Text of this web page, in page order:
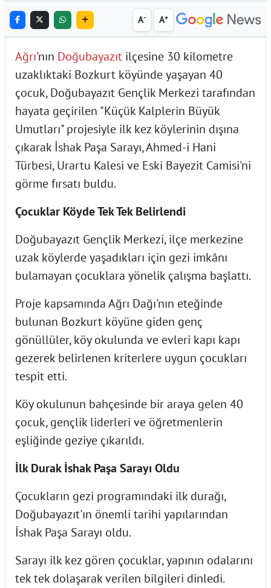
A- A+
Ağrı'nın Doğubayazıt ilçesine 30 kilometre
uzaklıktaki Bozkurt köyünde yaşayan 40
çocuk, Doğubayazıt Gençlik Merkezi tarafından
hayata geçirilen "Küçük Kalplerin Büyük
Umutları" projesiyle ilk kez köylerinin dışına
çıkarak İshak Paşa Sarayı, Ahmed-i Hani
Türbesi, Urartu Kalesi ve Eski Bayezit Camisi'ni
görme fırsatı buldu.
Çocuklar Köyde Tek Tek Belirlendi
Doğubayazıt Gençlik Merkezi, ilçe merkezine
uzak köylerde yaşadıkları için gezi imkânı
bulamayan çocuklara yönelik çalışma başlattı.
Proje kapsamında Ağrı Dağı'nın eteğinde
bulunan Bozkurt köyüne giden genç
gönüllüler, köy okulunda ve evleri kapı kapı
gezerek belirlenen kriterlere uygun çocukları
tespit etti.
Köy okulunun bahçesinde bir araya gelen 40
çocuk, gençlik liderleri ve öğretmenlerin
eşliğinde geziye çıkarıldı.
İlk Durak İshak Paşa Sarayı Oldu
Çocukların gezi programındaki ilk durağı,
Doğubayazıt'ın önemli tarihi yapılarından
İshak Paşa Sarayı oldu.
Sarayı ilk kez gören çocuklar, yapının odalarını
tek tek dolaşarak verilen bilgileri dinledi.